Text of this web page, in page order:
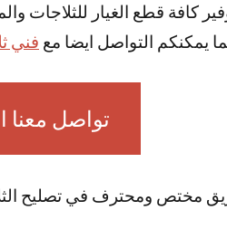
كافة قطع الغيار للثلاجات
يمكنكم التواصل ايضا مع فني
تواصل معنا الآن
مختص ومحترف في تصليح